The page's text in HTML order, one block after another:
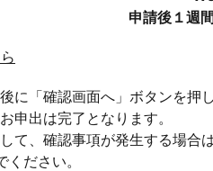
申請後１週
に「確認画面へ」ボタンを押
申出は完了となります。
て、確認事項が発生する場
ださい。